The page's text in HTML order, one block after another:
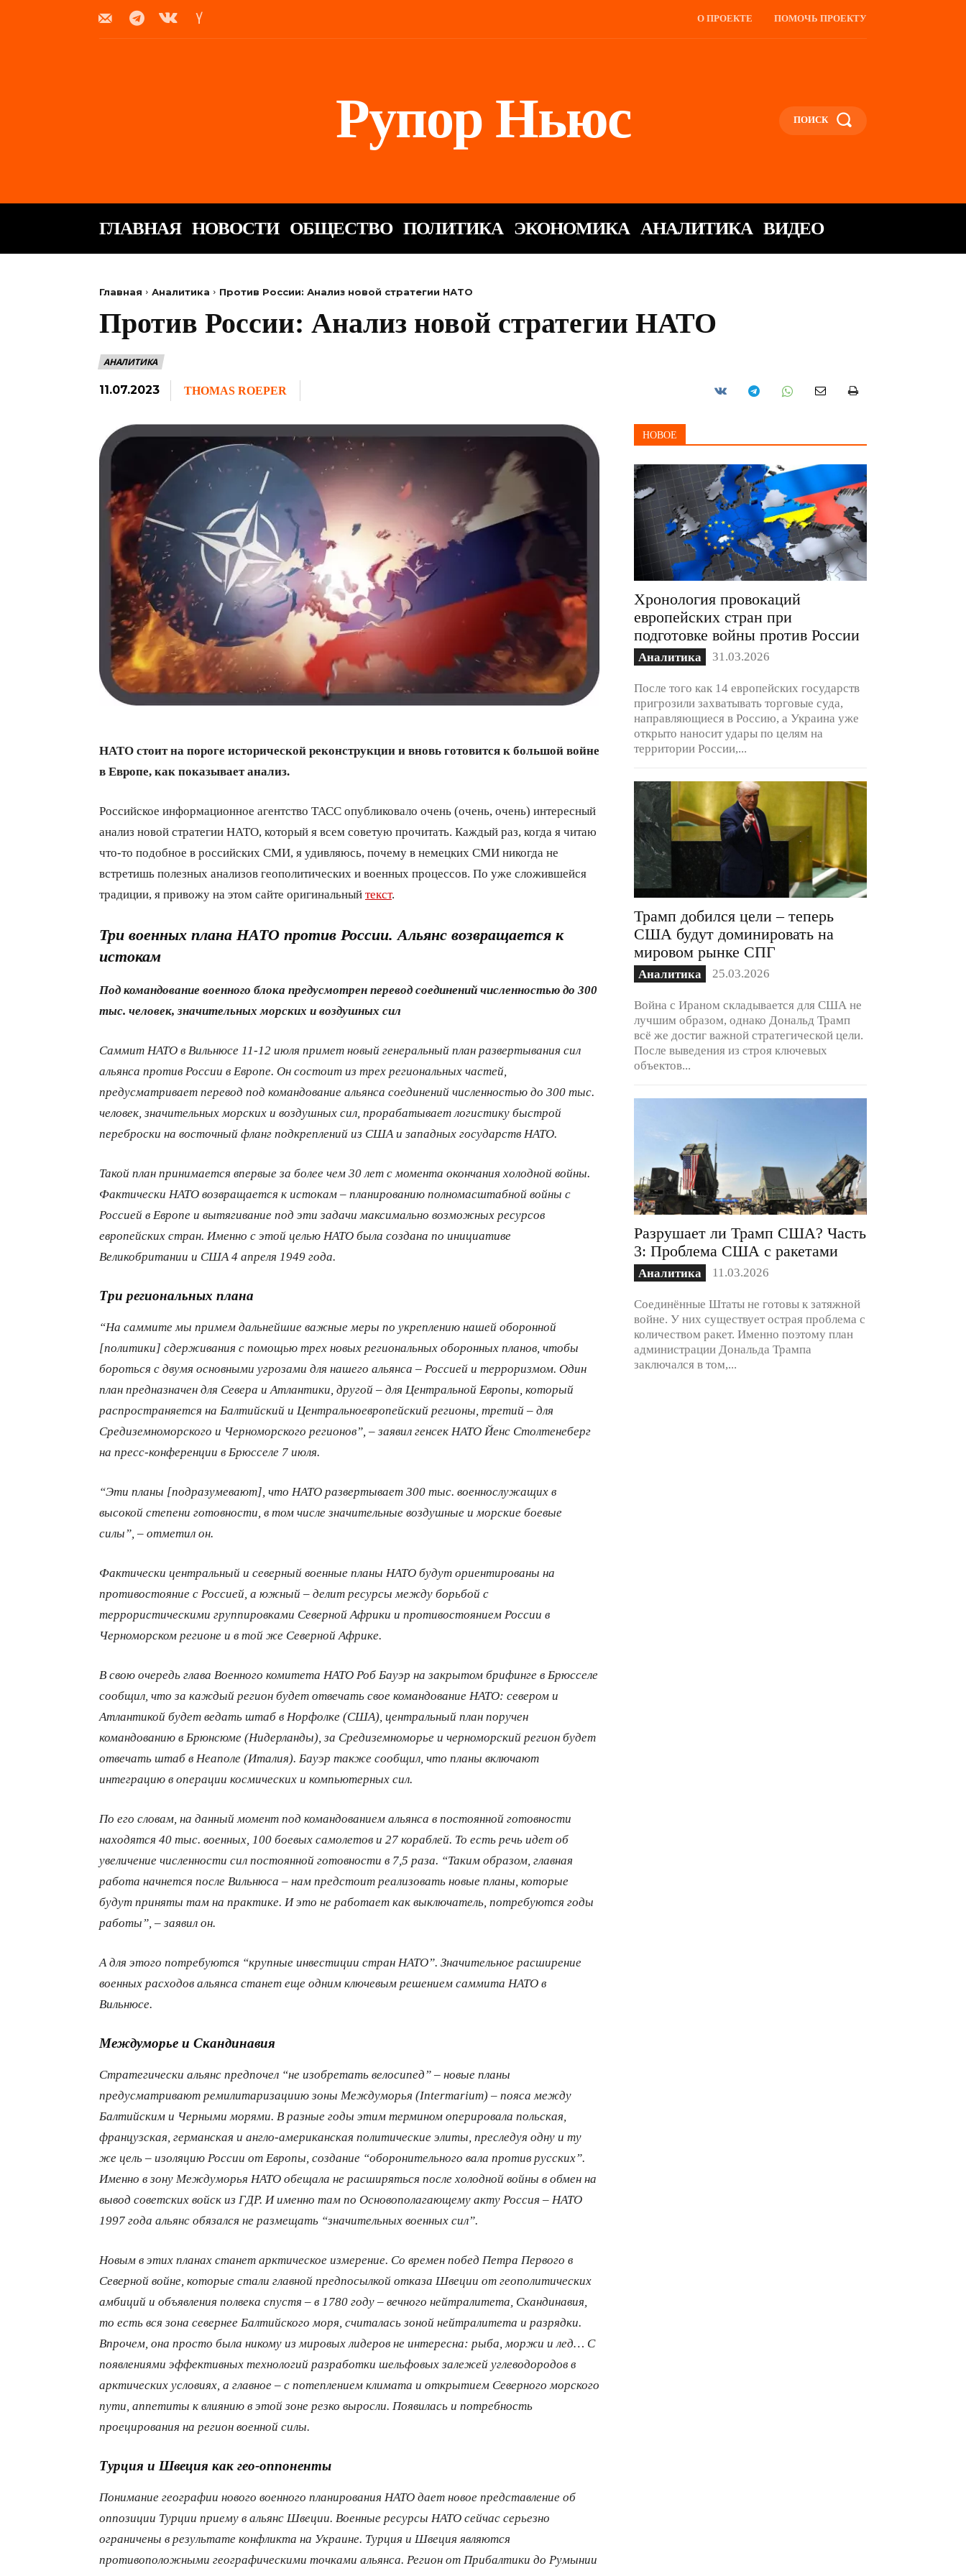
О ПРОЕКТЕ ПОМОЧЬ ПРОЕКТУ
Рупор Ньюс ПОИСК
ГЛАВНАЯ НОВОСТИ ОБЩЕСТВО ПОЛИТИКА ЭКОНОМИКА АНАЛИТИКА ВИДЕО
Главная Аналитика Против России: Анализ новой стратегии НАТО
Против России: Анализ новой стратегии НАТО
АНАЛИТИКА
11.07.2023 THOMAS ROEPER
НАТО стоит на пороге исторической реконструкции и вновь готовится к большой войне
в Европе, как показывает анализ.
Российское информационное агентство ТАСС опубликовало очень (очень, очень) интересный
анализ новой стратегии НАТО, который я всем советую прочитать. Каждый раз, когда я читаю
что-то подобное в российских СМИ, я удивляюсь, почему в немецких СМИ никогда не
встретишь полезных анализов геополитических и военных процессов. По уже сложившейся
традиции, я привожу на этом сайте оригинальный текст.
Три военных плана НАТО против России. Альянс возвращается к
истокам
Под командование военного блока предусмотрен перевод соединений численностью до 300
тыс. человек, значительных морских и воздушных сил
Саммит НАТО в Вильнюсе 11-12 июля примет новый генеральный план развертывания сил
альянса против России в Европе. Он состоит из трех региональных частей,
предусматривает перевод под командование альянса соединений численностью до 300 тыс.
человек, значительных морских и воздушных сил, прорабатывает логистику быстрой
переброски на восточный фланг подкреплений из США и западных государств НАТО.
Такой план принимается впервые за более чем 30 лет с момента окончания холодной войны.
Фактически НАТО возвращается к истокам – планированию полномасштабной войны с
Россией в Европе и вытягивание под эти задачи максимально возможных ресурсов
европейских стран. Именно с этой целью НАТО была создана по инициативе
Великобритании и США 4 апреля 1949 года.
Три региональных плана
“На саммите мы примем дальнейшие важные меры по укреплению нашей оборонной
[политики] сдерживания с помощью трех новых региональных оборонных планов, чтобы
бороться с двумя основными угрозами для нашего альянса – Россией и терроризмом. Один
план предназначен для Севера и Атлантики, другой – для Центральной Европы, который
распространяется на Балтийский и Центральноевропейский регионы, третий – для
Средиземноморского и Черноморского регионов”, – заявил генсек НАТО Йенс Столтенеберг
на пресс-конференции в Брюсселе 7 июля.
“Эти планы [подразумевают], что НАТО развертывает 300 тыс. военнослужащих в
высокой степени готовности, в том числе значительные воздушные и морские боевые
силы”, – отметил он.
Фактически центральный и северный военные планы НАТО будут ориентированы на
противостояние с Россией, а южный – делит ресурсы между борьбой с
террористическими группировками Северной Африки и противостоянием России в
Черноморском регионе и в той же Северной Африке.
В свою очередь глава Военного комитета НАТО Роб Бауэр на закрытом брифинге в Брюсселе
сообщил, что за каждый регион будет отвечать свое командование НАТО: севером и
Атлантикой будет ведать штаб в Норфолке (США), центральный план поручен
командованию в Брюнсюме (Нидерланды), за Средиземноморье и черноморский регион будет
отвечать штаб в Неаполе (Италия). Бауэр также сообщил, что планы включают
интеграцию в операции космических и компьютерных сил.
По его словам, на данный момент под командованием альянса в постоянной готовности
находятся 40 тыс. военных, 100 боевых самолетов и 27 кораблей. То есть речь идет об
увеличение численности сил постоянной готовности в 7,5 раза. “Таким образом, главная
работа начнется после Вильнюса – нам предстоит реализовать новые планы, которые
будут приняты там на практике. И это не работает как выключатель, потребуются годы
работы”, – заявил он.
А для этого потребуются “крупные инвестиции стран НАТО”. Значительное расширение
военных расходов альянса станет еще одним ключевым решением саммита НАТО в
Вильнюсе.
Междуморье и Скандинавия
Стратегически альянс предпочел “не изобретать велосипед” – новые планы
предусматривают ремилитаризациию зоны Междуморья (Intermarium) – пояса между
Балтийским и Черными морями. В разные годы этим термином оперировала польская,
французская, германская и англо-американская политические элиты, преследуя одну и ту
же цель – изоляцию России от Европы, создание “оборонительного вала против русских”.
Именно в зону Междуморья НАТО обещала не расширяться после холодной войны в обмен на
вывод советских войск из ГДР. И именно там по Основополагающему акту Россия – НАТО
1997 года альянс обязался не размещать “значительных военных сил”.
Новым в этих планах станет арктическое измерение. Со времен побед Петра Первого в
Северной войне, которые стали главной предпосылкой отказа Швеции от геополитических
амбиций и объявления полвека спустя – в 1780 году – вечного нейтралитета, Скандинавия,
то есть вся зона севернее Балтийского моря, считалась зоной нейтралитета и разрядки.
Впрочем, она просто была никому из мировых лидеров не интересна: рыба, моржи и лед… С
появлениями эффективных технологий разработки шельфовых залежей углеводородов в
арктических условиях, а главное – с потеплением климата и открытием Северного морского
пути, аппетиты к влиянию в этой зоне резко выросли. Появилась и потребность
проецирования на регион военной силы.
Турция и Швеция как гео-оппоненты
Понимание географии нового военного планирования НАТО дает новое представление об
оппозиции Турции приему в альянс Швеции. Военные ресурсы НАТО сейчас серьезно
ограничены в результате конфликта на Украине. Турция и Швеция являются
противоположными географическими точками альянса. Регион от Прибалтики до Румынии
НОВОЕ
Хронология провокаций
европейских стран при
подготовке войны против России
Аналитика 31.03.2026
После того как 14 европейских государств
пригрозили захватывать торговые суда,
направляющиеся в Россию, а Украина уже
открыто наносит удары по целям на
территории России,...
Трамп добился цели – теперь
США будут доминировать на
мировом рынке СПГ
Аналитика 25.03.2026
Война с Ираном складывается для США не
лучшим образом, однако Дональд Трамп
всё же достиг важной стратегической цели.
После выведения из строя ключевых
объектов...
Разрушает ли Трамп США? Часть
3: Проблема США с ракетами
Аналитика 11.03.2026
Соединённые Штаты не готовы к затяжной
войне. У них существует острая проблема с
количеством ракет. Именно поэтому план
администрации Дональда Трампа
заключался в том,...